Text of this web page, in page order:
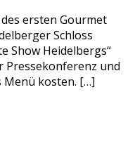
ersten Gourmet
Schloss
Show Heidelbergs“
Pressekonferenz und
Menü kosten. […]